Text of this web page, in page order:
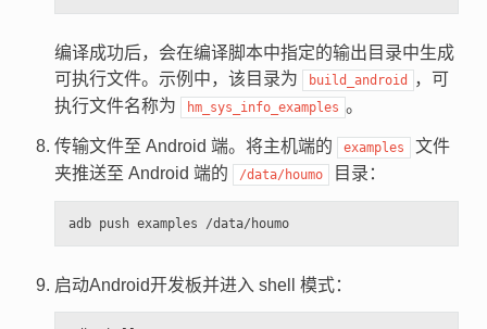
编译成功后，会在编译脚本中指定的输出目录中生成
可执行文件。示例中，该目录为
build_android
，可
执行文件名称为
hm_sys_info_examples 。
传输文件至 Android 端。将主机端的 examples
文件
夹推送至 Android 端的
/data/houmo 目录：
adb push examples /data/houmo
启动Android开发板并进入 shell 模式：